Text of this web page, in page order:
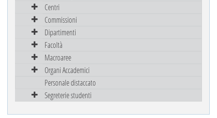
Centri
Commissioni
Dipartimenti
Facoltà
Macroaree
Organi Accademici
Personale distaccato
Segreterie studenti